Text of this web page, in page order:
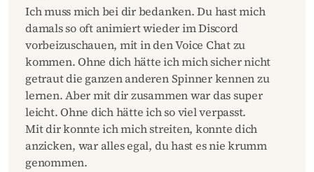
Ich muss mich bei dir bedanken. Du hast mich
damals so oft animiert wieder im Discord
vorbeizuschauen, mit in den Voice Chat zu
kommen. Ohne dich hätte ich mich sicher nicht
getraut die ganzen anderen Spinner kennen zu
lernen. Aber mit dir zusammen war das super
leicht. Ohne dich hätte ich so viel verpasst.
Mit dir konnte ich mich streiten, konnte dich
anzicken, war alles egal, du hast es nie krumm
genommen.